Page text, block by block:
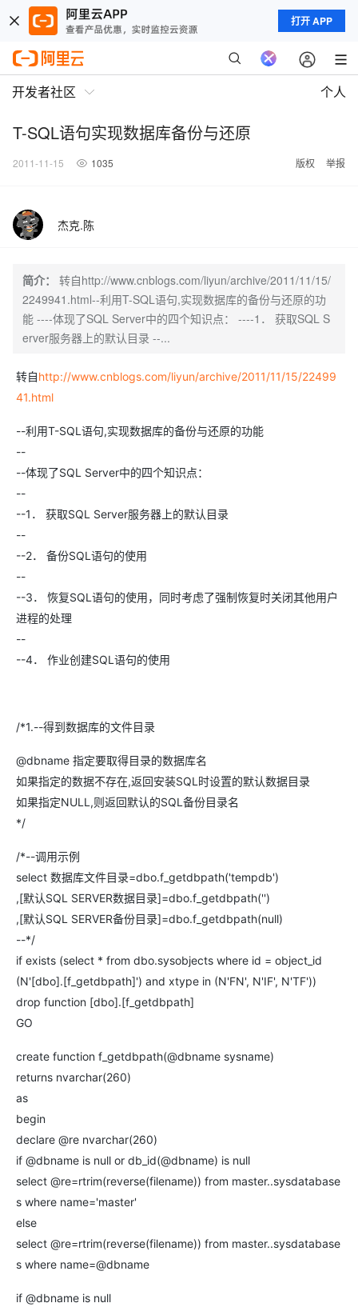
打开 APP
开发者社区 个人
T-SQL语句实现数据库备份与还原
2011-11-15 1035 版权 举报
杰克.陈
简介：
转自http://www.cnblogs.com/liyun/archive/2011/11/15/
2249941.html--利用T-SQL语句,实现数据库的备份与还原的功
能 ----体现了SQL Server中的四个知识点： ----1． 获取SQL S
erver服务器上的默认目录 --...
转自http://www.cnblogs.com/liyun/archive/2011/11/15/22499
41.html
--利用T-SQL语句,实现数据库的备份与还原的功能
--
--体现了SQL Server中的四个知识点：
--
--1． 获取SQL Server服务器上的默认目录
--
--2． 备份SQL语句的使用
--
--3． 恢复SQL语句的使用，同时考虑了强制恢复时关闭其他用户
进程的处理
--
--4． 作业创建SQL语句的使用
/*1.--得到数据库的文件目录
@dbname 指定要取得目录的数据库名
如果指定的数据不存在,返回安装SQL时设置的默认数据目录
如果指定NULL,则返回默认的SQL备份目录名
*/
/*--调用示例
select 数据库文件目录=dbo.f_getdbpath('tempdb')
,[默认SQL SERVER数据目录]=dbo.f_getdbpath('')
,[默认SQL SERVER备份目录]=dbo.f_getdbpath(null)
--*/
if exists (select * from dbo.sysobjects where id = object_id
(N'[dbo].[f_getdbpath]') and xtype in (N'FN', N'IF', N'TF'))
drop function [dbo].[f_getdbpath]
GO
create function f_getdbpath(@dbname sysname)
returns nvarchar(260)
as
begin
declare @re nvarchar(260)
if @dbname is null or db_id(@dbname) is null
select @re=rtrim(reverse(filename)) from master..sysdatabase
s where name='master'
else
select @re=rtrim(reverse(filename)) from master..sysdatabase
s where name=@dbname
if @dbname is null